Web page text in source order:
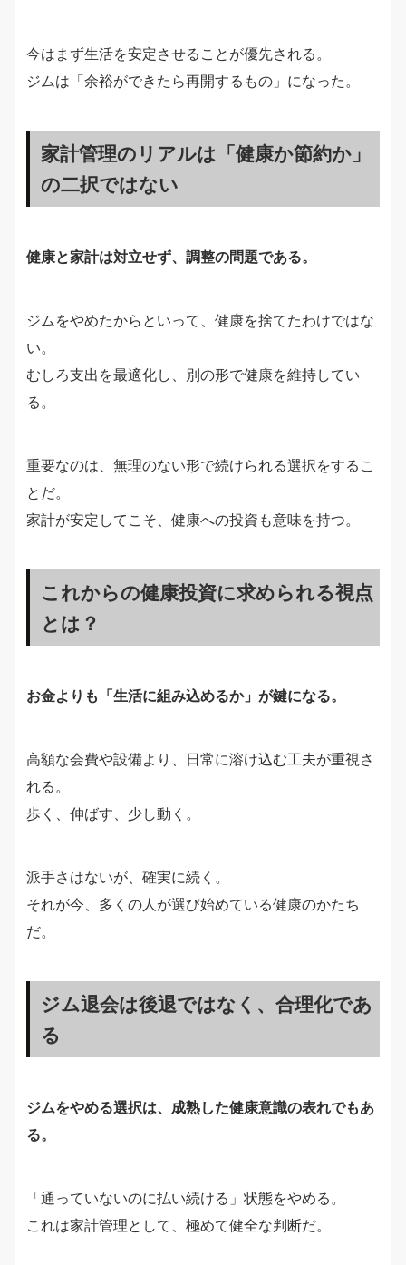
今はまず生活を安定させることが優先される。
ジムは「余裕ができたら再開するもの」になった。
家計管理のリアルは「健康か節約か」
の二択ではない
健康と家計は対立せず、調整の問題である。
ジムをやめたからといって、健康を捨てたわけではな
い。
むしろ支出を最適化し、別の形で健康を維持してい
る。
重要なのは、無理のない形で続けられる選択をするこ
とだ。
家計が安定してこそ、健康への投資も意味を持つ。
これからの健康投資に求められる視点
とは？
お金よりも「生活に組み込めるか」が鍵になる。
高額な会費や設備より、日常に溶け込む工夫が重視さ
れる。
歩く、伸ばす、少し動く。
派手さはないが、確実に続く。
それが今、多くの人が選び始めている健康のかたち
だ。
ジム退会は後退ではなく、合理化であ
る
ジムをやめる選択は、成熟した健康意識の表れでもあ
る。
「通っていないのに払い続ける」状態をやめる。
これは家計管理として、極めて健全な判断だ。